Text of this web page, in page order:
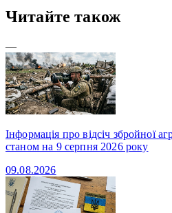
Читайте також
—
Інформація про відсіч збройної
станом на 9 серпня 2026 року
09.08.2026